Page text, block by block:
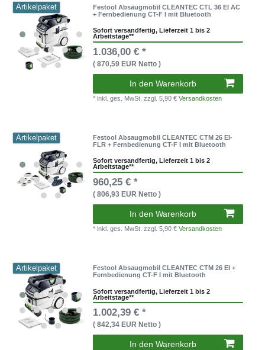
Artikelpaket
Festool Absaugmobil CLEANTEC CTL 36 EI AC
+ Fernbedienung CT-F I mit Bluetooth
Sofort versandfertig, Lieferzeit 1 bis 2
Arbeitstage**
1.036,00 € *
( 870,59 EUR Netto )
In den Warenkorb
* inkl. ges. MwSt.zzgl. 5,90 €Versandkosten
Artikelpaket
Festool Absaugmobil CLEANTEC CTM 26 EI-
FLR + Fernbedienung CT-F I mit Bluetooth
Sofort versandfertig, Lieferzeit 1 bis 2
Arbeitstage**
960,25 € *
( 806,93 EUR Netto )
In den Warenkorb
* inkl. ges. MwSt.zzgl. 5,90 €Versandkosten
Artikelpaket
Festool Absaugmobil CLEANTEC CTM 26 EI +
Fernbedienung CT-F I mit Bluetooth
Sofort versandfertig, Lieferzeit 1 bis 2
Arbeitstage**
1.002,39 € *
( 842,34 EUR Netto )
In den Warenkorb